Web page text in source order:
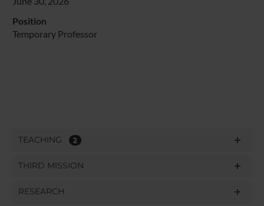
Position
Temporary Professor
TEACHING 2
THIRD MISSION
RESEARCH